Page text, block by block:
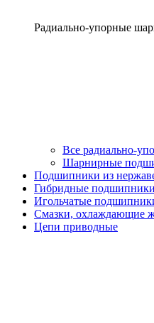
Радиально-упорные
Все радиально-
Шарнирные
Подшипники из
Гибридные подшипники
Игольчатые
Смазки, охлаждающие
Цепи приводные